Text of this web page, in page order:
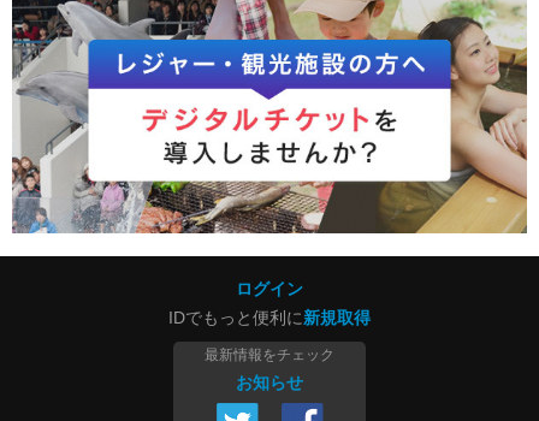
ログイン
IDでもっと便利に新規取得
最新情報をチェック
お知らせ